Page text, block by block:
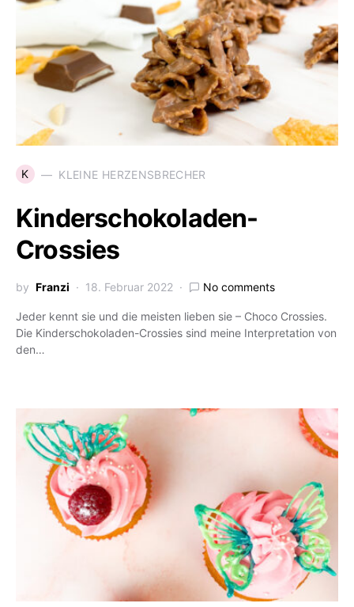
K KLEINE HERZENSBRECHER
Kinderschokoladen-
Crossies
by Franzi 18. Februar 2022 No comments
Jeder kennt sie und die meisten lieben sie – Choco Crossies.
Die Kinderschokoladen-Crossies sind meine Interpretation von
den…